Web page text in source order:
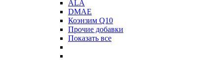
ALA
DMAE
Коэнзим Q10
Прочие добавки
Показать все